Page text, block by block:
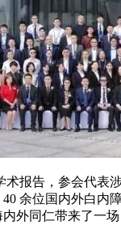
术报告，参会代表
余位国内外白内
外同仁带来了一